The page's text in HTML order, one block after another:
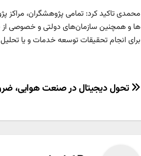
محمدی تاکید کرد: تمامی پژوهشگران،
ها و همچنین سازمان‌های دولتی و خصوصی از
برای انجام تحقیقات توسعه خدمات و یا تحلیل
راهبری
تحول دیجیتال در صنعت هوایی،